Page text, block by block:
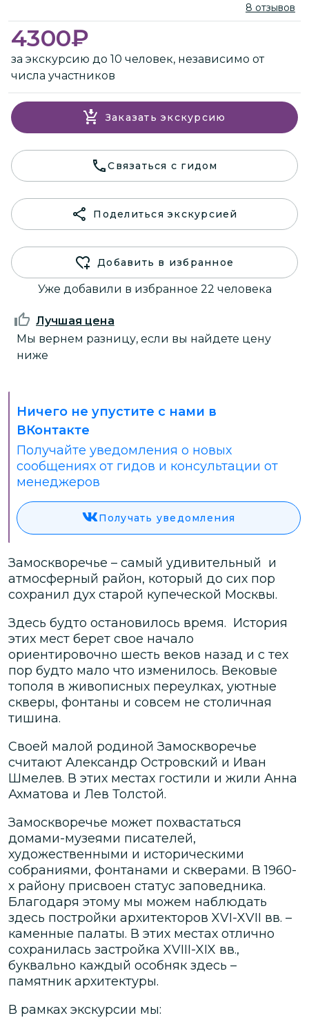
8 отзывов
4300₽
за экскурсию до 10 человек, независимо от
числа участников
Заказать экскурсию
Связаться с гидом
Поделиться экскурсией
Добавить в избранное
Уже добавили в избранное 22 человека
Лучшая цена
Мы вернем разницу, если вы найдете цену
ниже
Ничего не упустите с нами в
ВКонтакте
Получайте уведомления о новых
сообщениях от гидов и консультации от
менеджеров
Получать уведомления
Замоскворечье – самый удивительный и
атмосферный район, который до сих пор
сохранил дух старой купеческой Москвы.
Здесь будто остановилось время. История
этих мест берет свое начало
ориентировочно шесть веков назад и с тех
пор будто мало что изменилось. Вековые
тополя в живописных переулках, уютные
скверы, фонтаны и совсем не столичная
тишина.
Своей малой родиной Замоскворечье
считают Александр Островский и Иван
Шмелев. В этих местах гостили и жили Анна
Ахматова и Лев Толстой.
Замоскворечье может похвастаться
домами-музеями писателей,
художественными и историческими
собраниями, фонтанами и скверами. В 1960-
х району присвоен статус заповедника.
Благодаря этому мы можем наблюдать
здесь постройки архитекторов XVI-XVII вв. –
каменные палаты. В этих местах отлично
сохранилась застройка XVIII-XIX вв.,
буквально каждый особняк здесь –
памятник архитектуры.
В рамках экскурсии мы: